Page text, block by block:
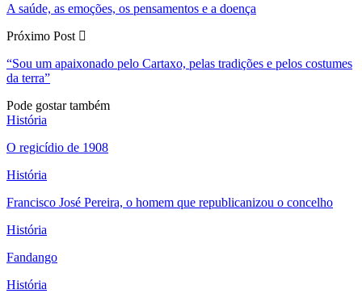
A saúde, as emoções, os pensamentos e a doença
Próximo Post
“Sou um apaixonado pelo Cartaxo, pelas tradições e pelos costumes
da terra”
Pode gostar também
História
O regicídio de 1908
História
Francisco José Pereira, o homem que republicanizou o concelho
História
Fandango
História